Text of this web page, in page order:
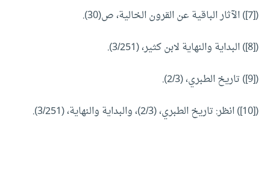
([7]) الآثار الباقية عن القرون الخالية، ص(30).
([8]) البداية والنهاية لابن كثير، (3/251).
([9]) تاريخ الطبري، (2/3).
([10]) انظر: تاريخ الطبري، (2/3)، والبداية والنهاية، (3/251).